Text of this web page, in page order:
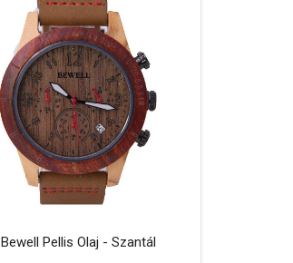
Bewell Pellis Olaj - Szantál